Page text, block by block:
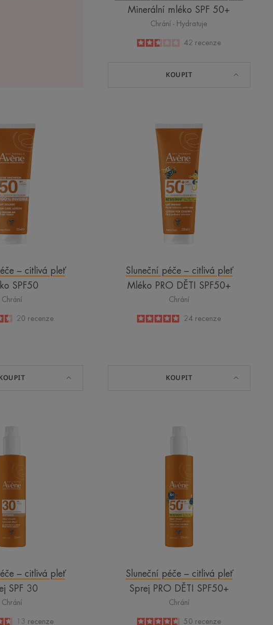
Minerální mléko SPF 50+
Chrání - Hydratuje
2.6
/
5
42 recenze
KOUPIT
SPF50
– citlivá pleť
SPF50
Chrání
4.5
/
5
20 recenze
PRO
DĚTI
SPF50+
Sluneční péče – citlivá pleť
Mléko PRO DĚTI SPF50+
Chrání
5
/
5
24 recenze
KOUPIT
– citlivá pleť
SPF 30
Chrání
4.7
13 recenze
SPF50+
Sluneční péče – citlivá pleť
Sprej PRO DĚTI SPF50+
Chrání
4.6
/
5
50 recenze